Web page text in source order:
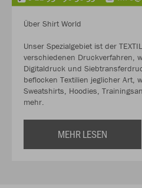
Über Shirt World
Unser Spezialgebiet ist der
verschiedenen Druckverfahren,
Digitaldruck und
beflocken Textilien jeglicher Art,
Sweatshirts, Hoodies,
mehr.
MEHR LESEN